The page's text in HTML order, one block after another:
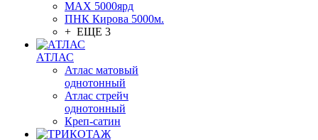
МАХ 5000ярд
ПНК Кирова 5000м.
+ ЕЩЕ 3
АТЛАС
Атлас матовый
однотонный
Атлас стрейч
однотонный
Креп-сатин